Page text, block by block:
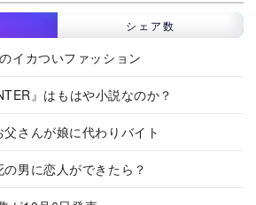
シェア数
イカついファッション
』はもはや小説なのか？
父さんが娘に代わりバイト
の男に恋人ができたら？